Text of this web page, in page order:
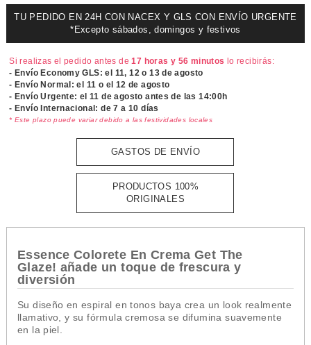
TU PEDIDO EN 24H CON NACEX Y GLS CON ENVÍO URGENTE
*Excepto sábados, domingos y festivos
Si realizas el pedido antes de17 horas y 56 minutos lo recibirás:
- Envío Economy GLS: el 11, 12 o 13 de agosto
- Envío Normal: el 11 o el 12 de agosto
- Envío Urgente: el11 de agosto antes de las 14:00h
- Envío Internacional: de 7 a 10 días
* Este plazo puede variar debido a las festividades locales
GASTOS DE ENVÍO
PRODUCTOS 100%
ORIGINALES
Essence Colorete En Crema Get The
Glaze! añade un toque de frescura y
diversión
Su diseño en espiral en tonos baya crea un look realmente
llamativo, y su fórmula cremosa se difumina suavemente
en la piel.